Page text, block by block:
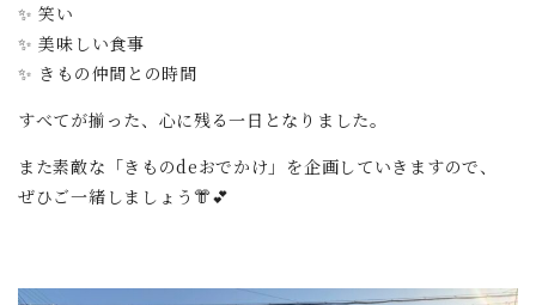
✨ 笑い
✨ 美味しい食事
✨ きもの仲間との時間
すべてが揃った、心に残る一日となりました。
また素敵な「きものdeおでかけ」を企画していきますので、
ぜひご一緒しましょう👘💕